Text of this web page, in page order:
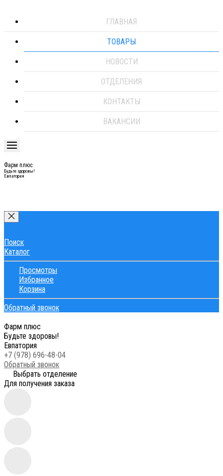
ГЛАВНАЯ
ТОВАРЫ
НОВОСТИ
ОТДЕЛЕНИЯ
КОНТАКТЫ
ВАКАНСИИ
Фарм плюс
Будьте здоровы!
Евпатория
Поиск
Каталог
Просмотры
Избранное
Корзина
Обратный звонок
Фарм плюс
Будьте здоровы!
Евпатория
+7 (978) 696-48-04
Обратный звонок
Выбрать отделение
Для получения заказа